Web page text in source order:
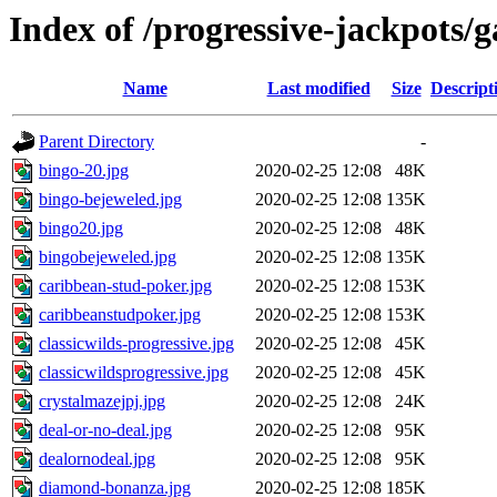
Index of /progressive-jackpots/
Name Last modified Size
Parent Directory
-
bingo-20.jpg
2020-02-25 12:08
48K
bingo-bejeweled.jpg
2020-02-25 12:08 135K
bingo20.jpg
2020-02-25 12:08
48K
bingobejeweled.jpg
2020-02-25 12:08 135K
caribbean-stud-poker.jpg
2020-02-25 12:08 153K
caribbeanstudpoker.jpg
2020-02-25 12:08 153K
classicwilds-progressive.jpg
2020-02-25 12:08
45K
classicwildsprogressive.jpg
2020-02-25 12:08
45K
crystalmazejpj.jpg
2020-02-25 12:08
24K
deal-or-no-deal.jpg
2020-02-25 12:08
95K
dealornodeal.jpg
2020-02-25 12:08
95K
diamond-bonanza.jpg
2020-02-25 12:08 185K